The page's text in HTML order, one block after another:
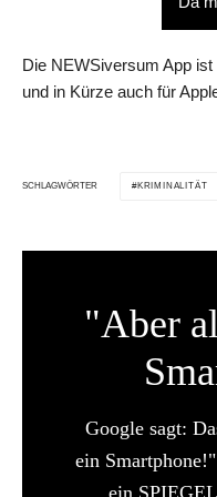
Die NEWSiversum App
und in Kürze auch für
SCHLAGWÖRTER KRIMINALITÄT
"Aber
Google sagt:
ein
ein